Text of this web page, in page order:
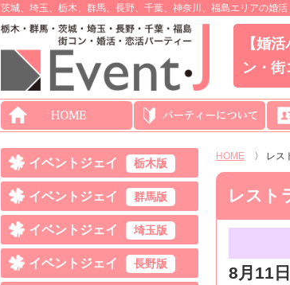
茨城、埼玉、栃木、群馬、長野、千葉、神奈川、福島エリアの婚
【婚
ン・街
イベントジェイ 栃木版
イベントジェイ 群馬版
イベントジェイ 埼玉版
イベントジェイ 長野版
HOME 〉 レス
レスト
8月11